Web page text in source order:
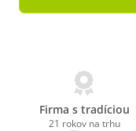
Firma s tradíciou
21 rokov na trhu